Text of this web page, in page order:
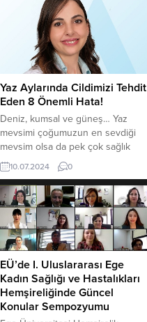
Yaz Aylarında Cildimizi Tehdit
Eden 8 Önemli Hata!
Deniz, kumsal ve güneş… Yaz
mevsimi çoğumuzun en sevdiği
mevsim olsa da pek çok sağlık
sorunu kapımızı çalabiliyor.
10.07.2024 0
EÜ’de I. Uluslararası Ege
Kadın Sağlığı ve Hastalıkları
Hemşireliğinde Güncel
Konular Sempozyumu